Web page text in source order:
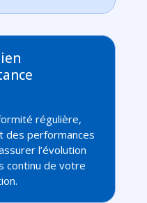
régulière,
des performances
l’évolution
continu de votre